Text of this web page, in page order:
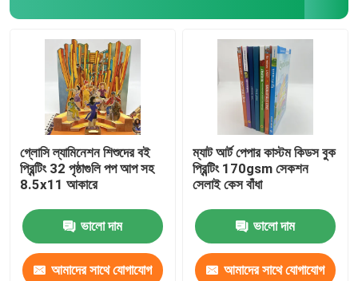
গ্লোসি ল্যামিনেশন শিশুদের বই
প্রিন্টিং 32 পৃষ্ঠাগুলি পপ আপ সহ
8.5x11 আকারে
ভালো দাম
আমাদের সাথে যোগাযোগ
ম্যাট আর্ট পেপার কাস্টম কিডস বুক
প্রিন্টিং 170gsm সেকশন
সেলাই কেস বাঁধা
ভালো দাম
আমাদের সাথে যোগাযোগ